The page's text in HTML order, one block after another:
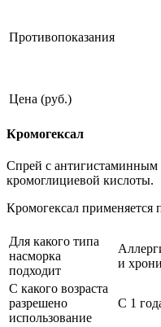
Противопоказания
Цена (руб.)
Кромогексал
Спрей с антигистаминным
кромоглициевой кислоты.
Кромогексал применяется
Для какого типа
насморка
подходит
и
С какого возраста
разрешено
использование
С 1